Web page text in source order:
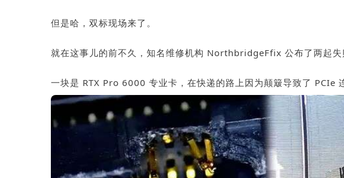
但是哈，双标现场来了。
就在这事儿的前不久，知名维修机构 NorthbridgeFfix 公布了两起失
一块是 RTX Pro 6000 专业卡，在快递的路上因为颠簸导致了 PCIe